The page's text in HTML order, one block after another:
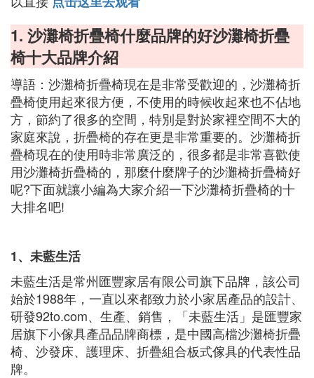
1. 沙灘椅折疊椅什麼品牌的好沙灘椅折疊
椅十大品牌介紹
導語：沙灘椅折疊椅現在是非常受歡迎的，沙灘椅折
疊椅使用起來很方便，不使用的時候收起來也不佔地
方，節約了很多的空間，特別是對於家裡空間不大的
家庭來說，折疊椅的存在更是非常重要的。沙灘椅折
疊椅現在的使用時非常廣泛的，很多都是非常喜歡使
用沙灘椅折疊椅的，那麼什麼牌子的沙灘椅折疊椅好
呢?下面就讓小編為大家介紹一下沙灘椅折疊椅的十
大排名吧!
1、未藍生活
未藍生活是常州匯豐家居有限公司旗下品牌，該公司
始於1988年，一直以來都致力於小家居產品的設計、
研發92to.com、生產、銷售，「未藍生活」是匯豐家
居旗下小傢具產品品牌商標，是中國高檔沙灘椅折疊
椅、沙發床、護理床、折疊組合板式傢具的代表性品
牌。